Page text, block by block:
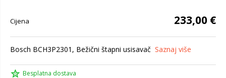
Cijena 233,00 €
Bosch BCH3P2301, Bežični štapni usisavač Saznaj više
Besplatna dostava